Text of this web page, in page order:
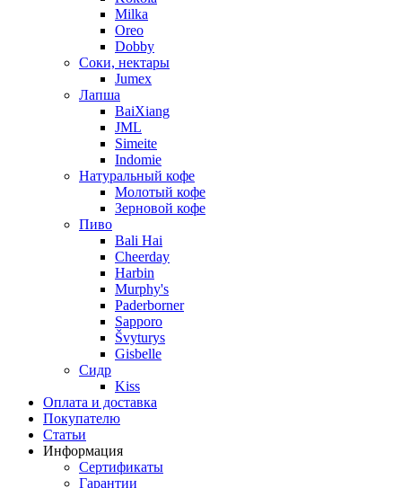
Milka
Oreo
Dobby
Соки, нектары
Jumex
Лапша
BaiXiang
JML
Simeite
Indomie
Натуральный кофе
Молотый кофе
Зерновой кофе
Пиво
Bali Hai
Cheerday
Harbin
Murphy's
Paderborner
Sapporo
Švyturys
Gisbelle
Сидр
Kiss
Оплата и доставка
Покупателю
Статьи
Информация
Сертификаты
Гарантии